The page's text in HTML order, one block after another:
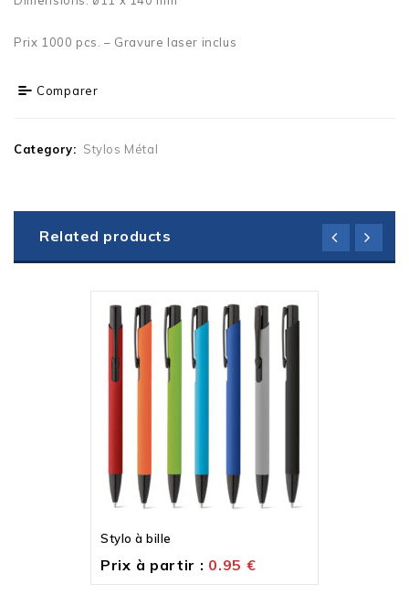
Prix 1000 pcs. – Gravure laser inclus
Comparer
Category: Stylos Métal
Related products
Stylo à bille
Prix à partir : 0.95 €